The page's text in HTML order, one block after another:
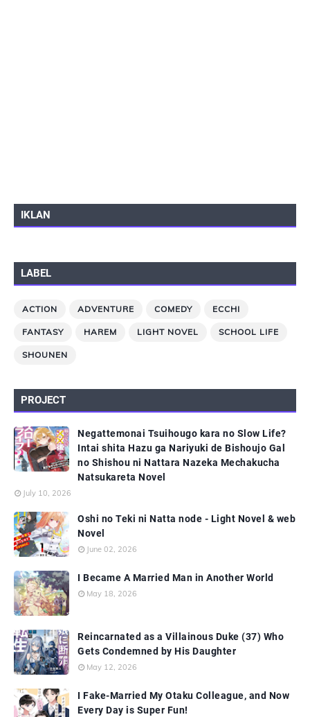
IKLAN
LABEL
ACTION ADVENTURE COMEDY ECCHI
FANTASY HAREM LIGHT NOVEL SCHOOL LIFE
SHOUNEN
PROJECT
Negattemonai Tsuihougo kara no Slow Life?
Intai shita Hazu ga Nariyuki de Bishoujo Gal
no Shishou ni Nattara Nazeka Mechakucha
Natsukareta Novel
July 10, 2026
Oshi no Teki ni Natta node - Light Novel & web
Novel
June 02, 2026
I Became A Married Man in Another World
May 18, 2026
Reincarnated as a Villainous Duke (37) Who
Gets Condemned by His Daughter
May 12, 2026
I Fake-Married My Otaku Colleague, and Now
Every Day is Super Fun!